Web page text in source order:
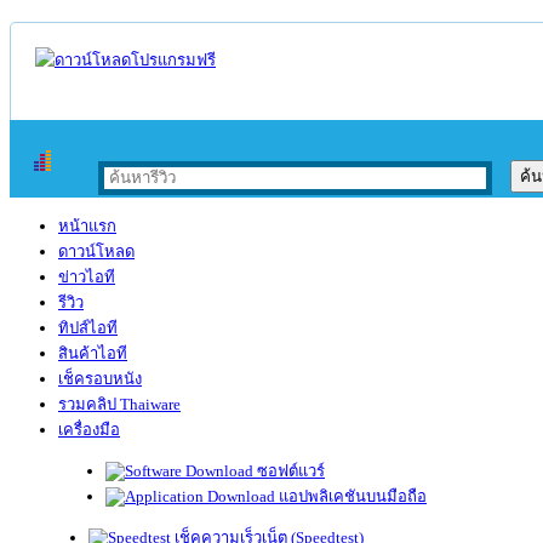
หน้าแรก
ดาวน์โหลด
ข่าวไอที
รีวิว
ทิปส์ไอที
สินค้าไอที
เช็ครอบหนัง
รวมคลิป Thaiware
เครื่องมือ
ซอฟต์แวร์
แอปพลิเคชันบนมือถือ
เช็คความเร็วเน็ต (Speedtest)